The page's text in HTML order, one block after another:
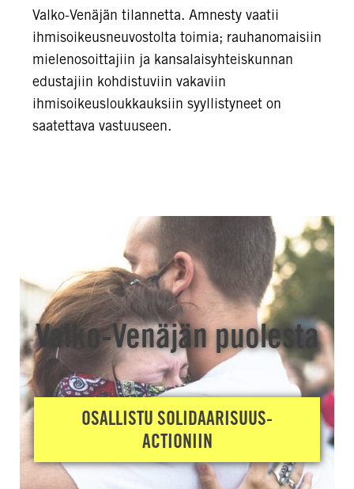
Valko-Venäjän tilannetta. Amnesty vaatii
ihmisoikeusneuvostolta toimia; rauhanomaisiin
mielenosoittajiin ja kansalaisyhteiskunnan
edustajiin kohdistuviin vakaviin
ihmisoikeusloukkauksiin syyllistyneet on
saatettava vastuuseen.
Valko-Venäjän puolesta
OSALLISTU SOLIDAARISUUS-
ACTIONIIN